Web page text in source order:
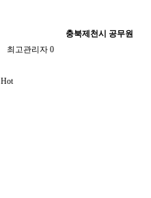
충북제천시 공무원
최고관리자 0
Hot